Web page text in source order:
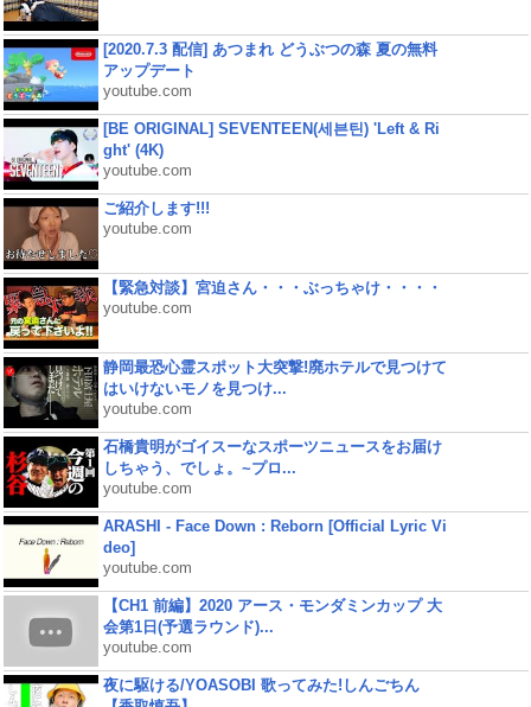
[2020.7.3 配信] あつまれ どうぶつの森 夏の無料
アップデート
youtube.com
[BE ORIGINAL] SEVENTEEN(세븐틴) 'Left & Ri
ght' (4K)
youtube.com
ご紹介します!!!
youtube.com
【緊急対談】宮迫さん・・・ぶっちゃけ・・・・
youtube.com
静岡最恐心霊スポット大突撃!廃ホテルで見つけて
はいけないモノを見つけ...
youtube.com
石橋貴明がゴイスーなスポーツニュースをお届け
しちゃう、でしょ。~プロ...
youtube.com
ARASHI - Face Down : Reborn [Official Lyric Vi
deo]
youtube.com
【CH1 前編】2020 アース・モンダミンカップ 大
会第1日(予選ラウンド)...
youtube.com
夜に駆ける/YOASOBI 歌ってみた!しんごちん